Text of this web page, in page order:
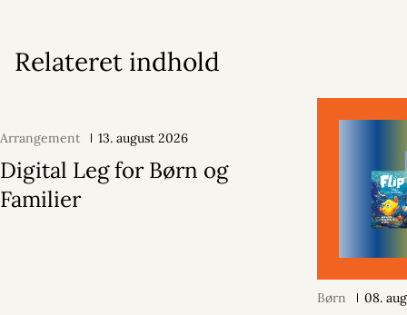
Relateret indhold
Arrangement 13. august 2026
Digital Leg for Børn og
Familier
Børn 08.